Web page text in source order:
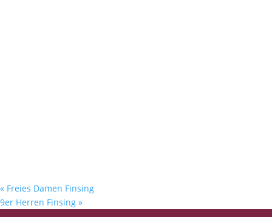
« Freies Damen Finsing
9er Herren Finsing »